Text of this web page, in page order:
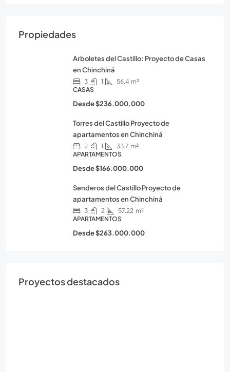
Propiedades
Arboletes del Castillo: Proyecto de Casas
en Chinchiná
3 1 56.4 m²
CASAS
Desde$236.000.000
Torres del Castillo Proyecto de
apartamentos en Chinchiná
2 1 33.7 m²
APARTAMENTOS
Desde$166.000.000
Senderos del Castillo Proyecto de
apartamentos en Chinchiná
3 2 57.22 m²
APARTAMENTOS
Desde$263.000.000
Proyectos destacados